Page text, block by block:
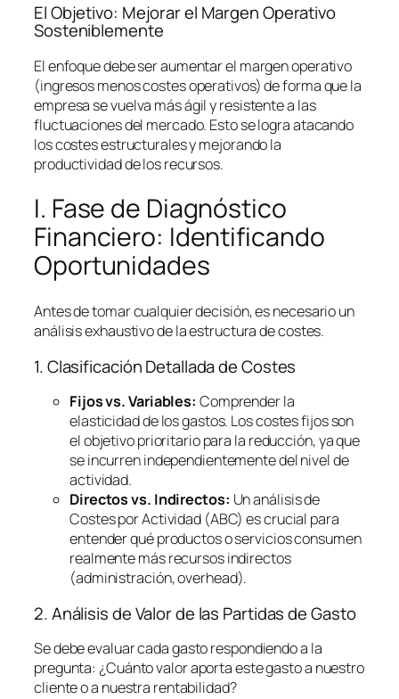
El Objetivo: Mejorar el Margen Operativo
Sosteniblemente
El enfoque debe ser aumentar el margen operativo
(ingresos menos costes operativos) de forma que la
empresa se vuelva más ágil y resistente a las
fluctuaciones del mercado. Esto se logra atacando
los costes estructurales y mejorando la
productividad de los recursos.
I. Fase de Diagnóstico
Financiero: Identificando
Oportunidades
Antes de tomar cualquier decisión, es necesario un
análisis exhaustivo de la estructura de costes.
1. Clasificación Detallada de Costes
Fijos vs. Variables: Comprender la
elasticidad de los gastos. Los costes fijos son
el objetivo prioritario para la reducción, ya que
se incurren independientemente del nivel de
actividad.
Directos vs. Indirectos: Un análisis de
Costes por Actividad (ABC) es crucial para
entender qué productos o servicios consumen
realmente más recursos indirectos
(administración,overhead).
2. Análisis de Valor de las Partidas de Gasto
Se debe evaluar cada gasto respondiendo a la
pregunta: ¿Cuánto valor aporta este gasto a nuestro
cliente o a nuestra rentabilidad?